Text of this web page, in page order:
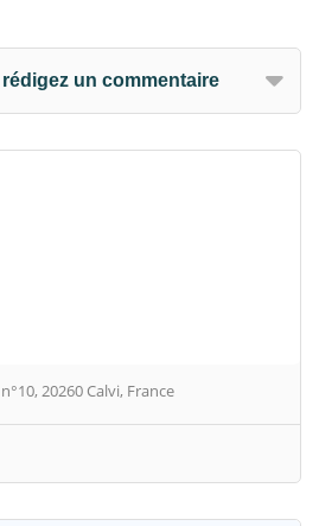
un commentaire
20260 Calvi, France